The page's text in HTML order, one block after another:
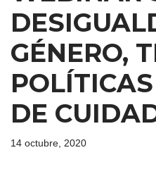
GÉNERO,
DE
14 octubre, 2020